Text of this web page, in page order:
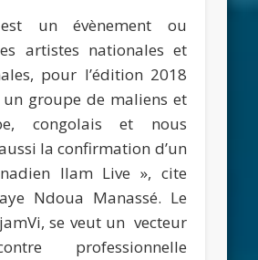
un évènement ou
artistes nationales et
pour l’édition 2018
groupe de maliens et
congolais et nous
la confirmation d’un
Ilam Live », cite
Ndoua Manassé. Le
se veut un vecteur
professionnelle